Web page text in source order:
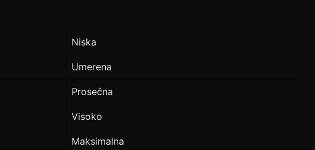
Niska
Umerena
Prosečna
Visoko
Maksimalna